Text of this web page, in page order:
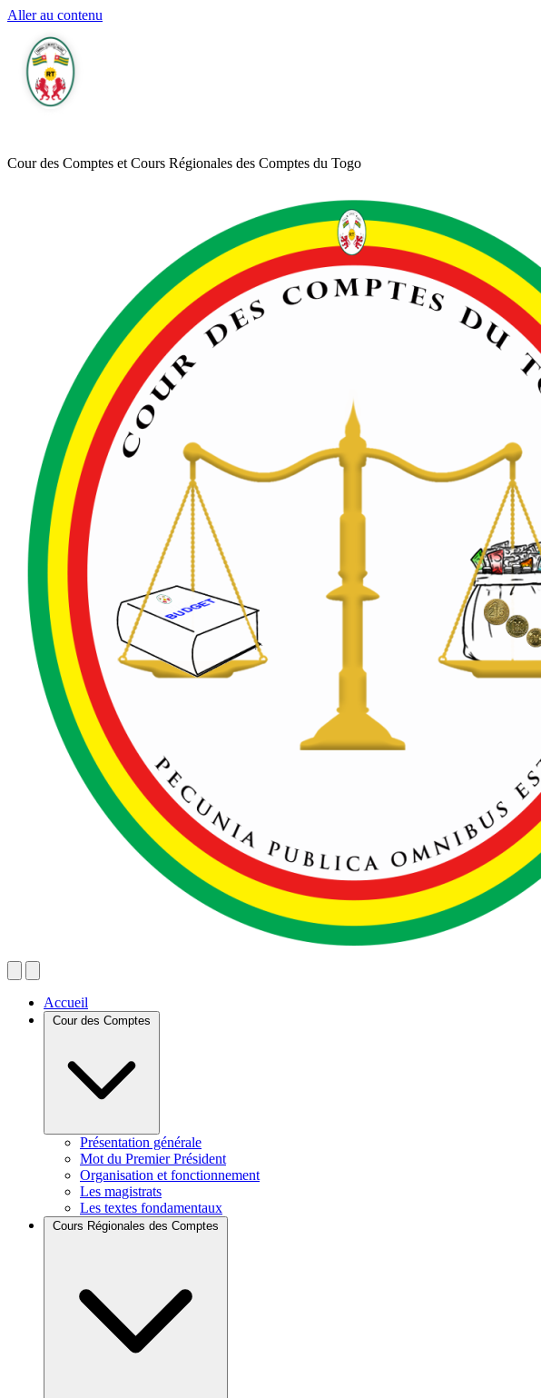
Aller au contenu
Cour des Comptes et Cours Régionales des Comptes du Togo
Accueil
Présentation générale
Mot du Premier Président
Organisation et fonctionnement
Les magistrats
Les textes fondamentaux